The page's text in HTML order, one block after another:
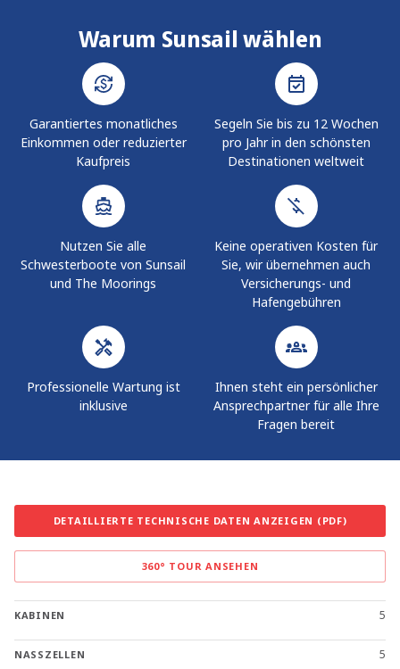
Warum Sunsail wählen
Garantiertes monatliches
Einkommen oder reduzierter
Kaufpreis
Segeln Sie bis zu 12 Wochen
pro Jahr in den schönsten
Destinationen weltweit
Nutzen Sie alle
Schwesterboote von Sunsail
und The Moorings
Keine operativen Kosten für
Sie, wir übernehmen auch
Versicherungs- und
Hafengebühren
Professionelle Wartung ist
inklusive
Ihnen steht ein persönlicher
Ansprechpartner für alle Ihre
Fragen bereit
DETAILLIERTE TECHNISCHE DATEN ANZEIGEN (PDF)
360° TOUR ANSEHEN
KABINEN 5
NASSZELLEN 5